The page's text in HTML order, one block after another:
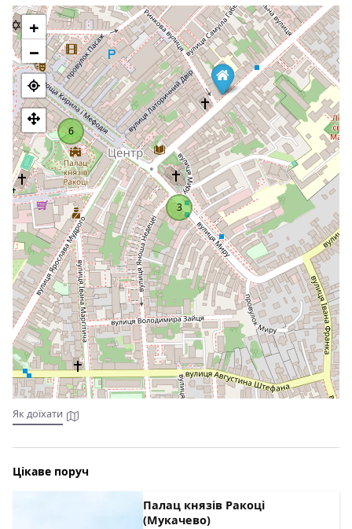
названий на честь покровителя Мукачева – святого
Мартина. Споруда зведена на місці старого католицького
храму, який був однієї з перших культових будівель у місті.
Новий готичний храм докорінно перебудували на початку
20 століття у стилі романтичної неоготики за проектом
будапештського архітектора Ціглера. Освячення
новозбудованого храму відбулося 24 вересня 1905 року.
Архітектура храму
Костел Святого Мартина виконаний у світло-коричневих
тонах. Найвища головна башта оздоблена годинником, а
портал декорований склепінчастою аркою з колонами. У
1913 році у соборі був збудований музичний орган Отто
Рігером з Будапешту. На вході до костелу створений
вівтарний образ – картина угорського художника В.
Мадараса.
Перлиною костелу стала каплиця Святого Йосипа, яка
розташувалася у дворику собору. Її спорудження датується
14 століттям. Це єдина будова, яка вціліла від колишнього
храму. Каплиця представляє собою кам’яну споруду з
вузькими стрілчатими вікнами, укріплена контрфорсами,
має готичні риси. Фасад прикрашений великою аркою з
трояндою та декорований хрестами. До однієї зі стін
прилягає кругла вежа, яка вінчається чотирикутним дахом
зі шпилем. Всередині каплиці збереглися розписи 14
століття.
Як доїхати
Костел Святого Мартина розташований у центрі Мукачева
на площі Кирила і Мефодія. До міста регулярно ходять
потяги зі Львову або Києва. Також сюди можна доїхати
маршрутними автобусами зі столиці, що прямують через
3
6
+
−
Як доїхати
Цікаве поруч
Палац князів Ракоці
(Мукачево)